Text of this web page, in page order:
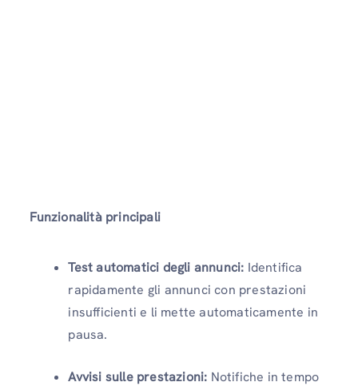
Funzionalità principali
Test automatici degli annunci: Identifica
rapidamente gli annunci con prestazioni
insufficienti e li mette automaticamente in
pausa.
Avvisi sulle prestazioni: Notifiche in tempo